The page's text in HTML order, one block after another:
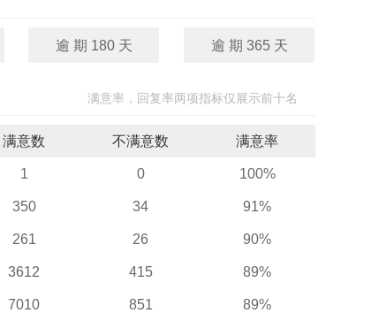
逾 期 180 天 逾 期 365 天
满意率，回复率两项指标仅展示前十名
满意数 不满意数 满意率
1 0 100%
350 34 91%
261 26 90%
3612 415 89%
7010 851 89%